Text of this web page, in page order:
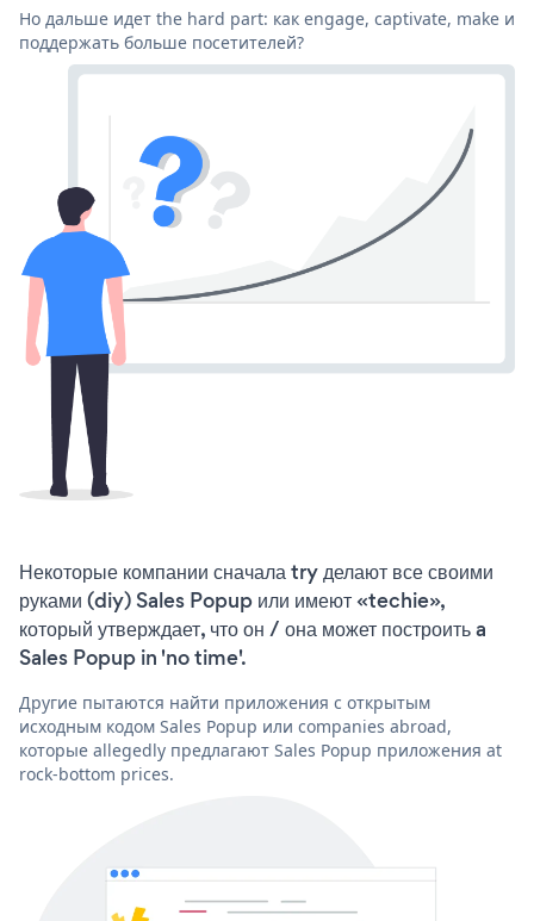
Но дальше идет the hard part: как engage, captivate, make и
поддержать больше посетителей?
Некоторые компании сначала try делают все своими
руками (diy) Sales Popup или имеют «techie»,
который утверждает, что он / она может построить a
Sales Popup in 'no time'.
Другие пытаются найти приложения с открытым
исходным кодом Sales Popup или companies abroad,
которые allegedly предлагают Sales Popup приложения at
rock-bottom prices.